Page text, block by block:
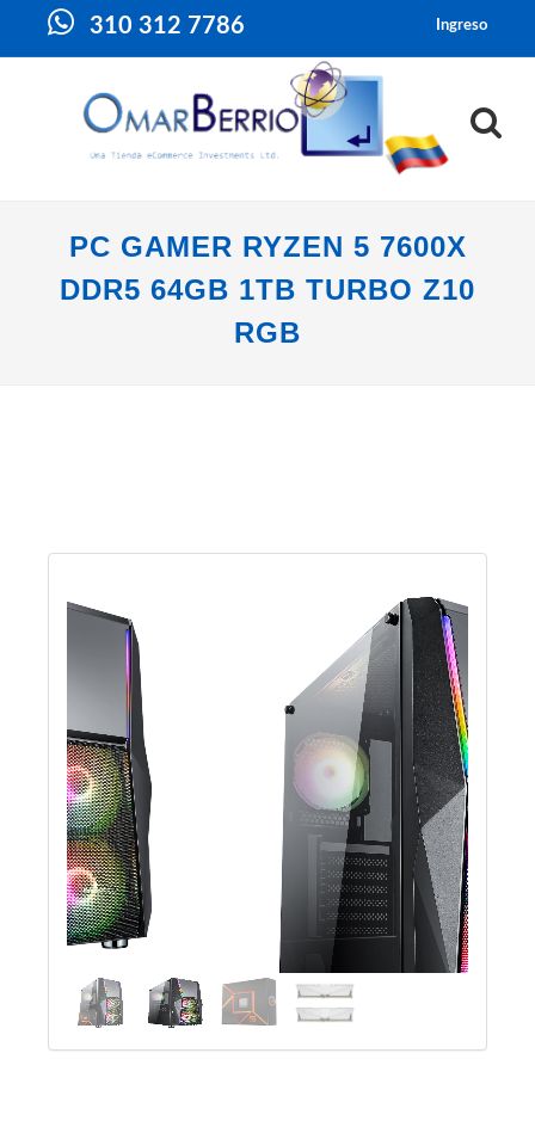
310 312 7786 Ingreso
PC GAMER RYZEN 5 7600X
DDR5 64GB 1TB TURBO Z10
RGB